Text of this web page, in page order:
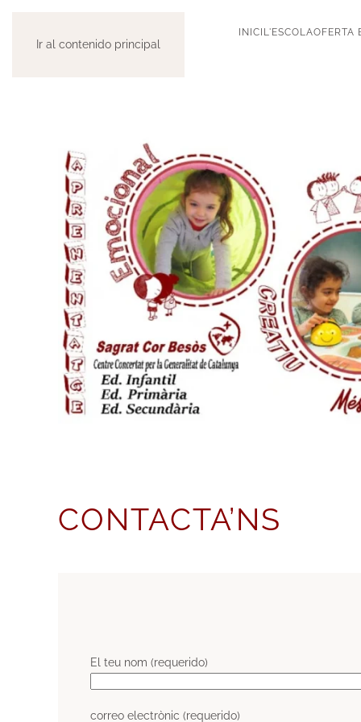
Ir al contenido principal
INICI L'ESCOLAOFERTA
CONTACTA’NS
El teu nom (requerido)
correo electrònic (requerido)